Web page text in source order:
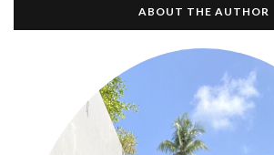
ABOUT THE AUTHOR